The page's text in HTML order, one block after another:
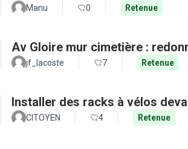
Manu 0 Retenue
Av Gloire mur cimetière :
jf_lacoste 7 Retenue
Installer des racks à vélos
CITOYEN 4 Retenue